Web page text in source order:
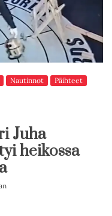
Nautinnot
Päihteet
Juha
heikossa